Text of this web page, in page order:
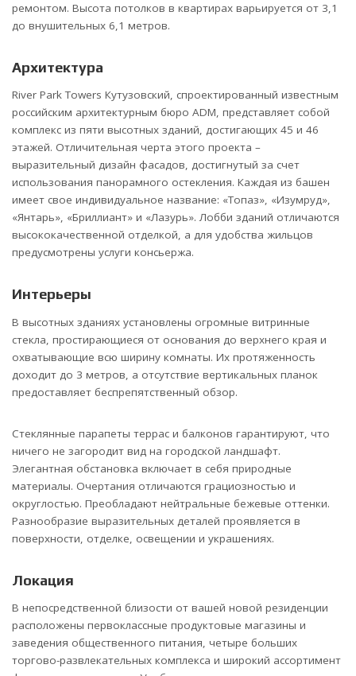
ремонтом. Высота потолков в квартирах варьируется от 3,1
до внушительных 6,1 метров.
Архитектура
River Park Towers Кутузовский, спроектированный известным
российским архитектурным бюро ADM, представляет собой
комплекс из пяти высотных зданий, достигающих 45 и 46
этажей. Отличительная черта этого проекта –
выразительный дизайн фасадов, достигнутый за счет
использования панорамного остекления. Каждая из башен
имеет свое индивидуальное название: «Топаз», «Изумруд»,
«Янтарь», «Бриллиант» и «Лазурь». Лобби зданий отличаются
высококачественной отделкой, а для удобства жильцов
предусмотрены услуги консьержа.
Интерьеры
В высотных зданиях установлены огромные витринные
стекла, простирающиеся от основания до верхнего края и
охватывающие всю ширину комнаты. Их протяженность
доходит до 3 метров, а отсутствие вертикальных планок
предоставляет беспрепятственный обзор.
Стеклянные парапеты террас и балконов гарантируют, что
ничего не загородит вид на городской ландшафт.
Элегантная обстановка включает в себя природные
материалы. Очертания отличаются грациозностью и
округлостью. Преобладают нейтральные бежевые оттенки.
Разнообразие выразительных деталей проявляется в
поверхности, отделке, освещении и украшениях.
Локация
В непосредственной близости от вашей новой резиденции
расположены первоклассные продуктовые магазины и
заведения общественного питания, четыре больших
торгово-развлекательных комплекса и широкий ассортимент